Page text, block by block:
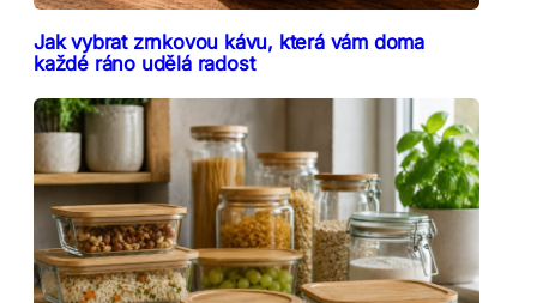
Jak vybrat zrnkovou kávu, která vám doma
každé ráno udělá radost